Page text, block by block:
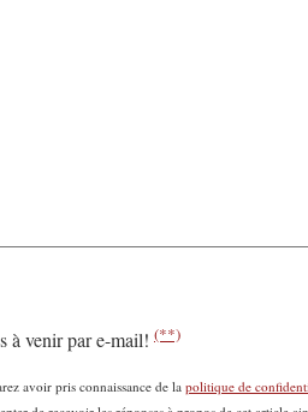
à venir par e-mail! (**)
avoir pris connaissance de la politique de